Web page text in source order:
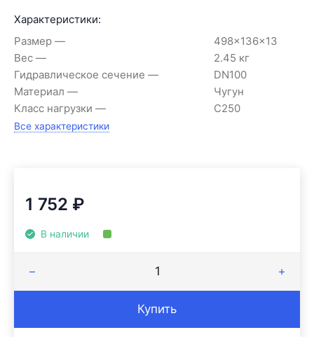
Характеристики:
Размер
498x136x13
Вес
2.45 кг
Гидравлическое сечение
DN100
Материал
Чугун
Класс нагрузки
C250
Все характеристики
1 752 ₽
В наличии
Купить